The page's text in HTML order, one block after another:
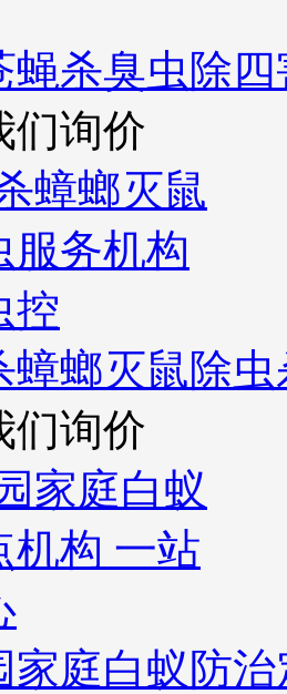
蝇杀臭虫除
们询价
蟑螂灭鼠除
们询价
家庭白蚁防